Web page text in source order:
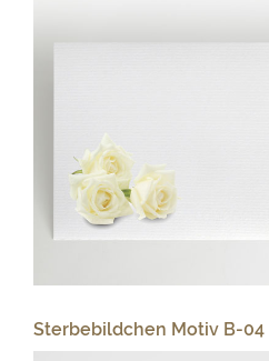
Sterbebildchen Motiv B-04